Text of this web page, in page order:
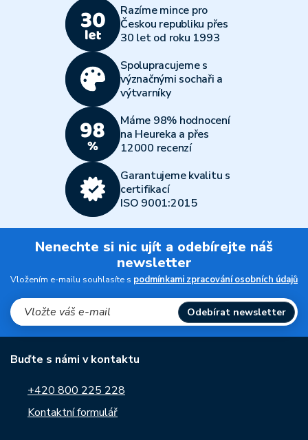
Razíme mince pro
Českou republiku přes
30 let od roku 1993
Spolupracujeme s
význačnými sochaři a
výtvarníky
Máme 98% hodnocení
na Heureka a přes
12000 recenzí
Garantujeme kvalitu s
certifikací
ISO 9001:2015
Nenechte si nic ujít a odebírejte náš
newsletter
Vložením e-mailu souhlasíte s podmínkami zpracování osobních údajů
Odebírat newsletter
Buďte s námi v kontaktu
+420 800 225 228
Kontaktní formulář